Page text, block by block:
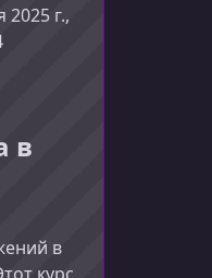
2025 г.,
в
в